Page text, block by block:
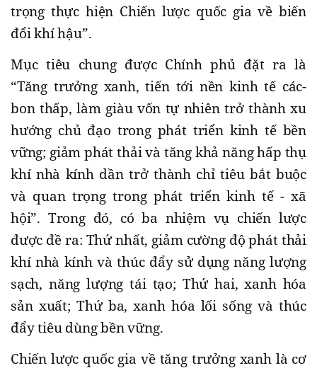
trọng thực hiện Chiến lược quốc gia về biến
đổi khí hậu”.
Mục tiêu chung được Chính phủ đặt ra là
“Tăng trưởng xanh, tiến tới nền kinh tế các-
bon thấp, làm giàu vốn tự nhiên trở thành xu
hướng chủ đạo trong phát triển kinh tế bền
vững; giảm phát thải và tăng khả năng hấp thụ
khí nhà kính dần trở thành chỉ tiêu bắt buộc
và quan trọng trong phát triển kinh tế - xã
hội”. Trong đó, có ba nhiệm vụ chiến lược
được đề ra: Thứ nhất, giảm cường độ phát thải
khí nhà kính và thúc đẩy sử dụng năng lượng
sạch, năng lượng tái tạo; Thứ hai, xanh hóa
sản xuất; Thứ ba, xanh hóa lối sống và thúc
đẩy tiêu dùng bền vững.
Chiến lược quốc gia về tăng trưởng xanh là cơ